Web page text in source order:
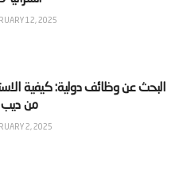
12, 2025
‫البحث عن وظائف دولية: كيفية
2, 2025